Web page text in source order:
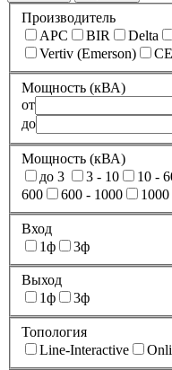
Производитель
APC
BIR Delta
Vertiv (Emerson)
Мощность (кВА)
от
до
Мощность (кВА)
до 3
3 - 10 10 -
600
600 - 1000
Вход
1ф
3ф
Выход
1ф
3ф
Топология
Line-Interactive